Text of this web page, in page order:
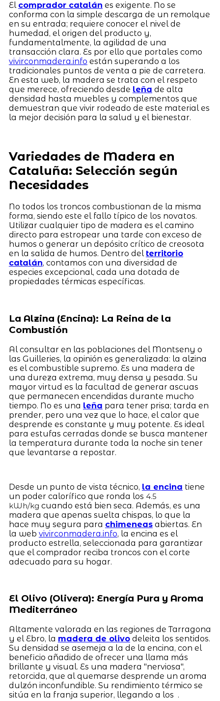
El comprador catalán es exigente. No se
conforma con la simple descarga de un remolque
en su entrada; requiere conocer el nivel de
humedad, el origen del producto y,
fundamentalmente, la agilidad de una
transacción clara. Es por ello que portales como
vivirconmadera.info están superando a los
tradicionales puntos de venta a pie de carretera.
En esta web, la madera se trata con el respeto
que merece, ofreciendo desde leña de alta
densidad hasta muebles y complementos que
demuestran que vivir rodeado de este material es
la mejor decisión para la salud y el bienestar.
Variedades de Madera en
Cataluña: Selección según
Necesidades
No todos los troncos combustionan de la misma
forma, siendo este el fallo típico de los novatos.
Utilizar cualquier tipo de madera es el camino
directo para estropear una tarde con exceso de
humos o generar un depósito crítico de creosota
en la salida de humos. Dentro del territorio
catalán, contamos con una diversidad de
especies excepcional, cada una dotada de
propiedades térmicas específicas.
La Alzina (Encina): La Reina de la
Combustión
Al consultar en las poblaciones del Montseny o
las Guilleries, la opinión es generalizada: la alzina
es el combustible supremo. Es una madera de
una dureza extrema, muy densa y pesada. Su
mayor virtud es la facultad de generar ascuas
que permanecen encendidas durante mucho
tiempo. No es una leña para tener prisa; tarda en
prender, pero una vez que lo hace, el calor que
desprende es constante y muy potente. Es ideal
para estufas cerradas donde se busca mantener
la temperatura durante toda la noche sin tener
que levantarse a repostar.
Desde un punto de vista técnico, la encina tiene
un poder calorífico que ronda los 4.5
kWh/kg cuando está bien seca. Además, es una
madera que apenas suelta chispas, lo que la
hace muy segura para chimeneasabiertas. En
la web vivirconmadera.info, la encina es el
producto estrella, seleccionada para garantizar
que el comprador reciba troncos con el corte
adecuado para su hogar.
El Olivo (Olivera): Energía Pura y Aroma
Mediterráneo
Altamente valorada en las regiones de Tarragona
y el Ebro, la madera de olivodeleita los sentidos.
Su densidad se asemeja a la de la encina, con el
beneficio añadido de ofrecer una llama más
brillante y visual. Es una madera "nerviosa",
retorcida, que al quemarse desprende un aroma
dulzón inconfundible. Su rendimiento térmico se
sitúa en la franja superior, llegando a los .